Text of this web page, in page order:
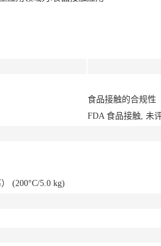
食品接触的合规性
FDA 食品接触, 未
(200°C/5.0 kg)